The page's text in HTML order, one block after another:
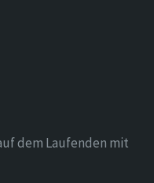
dem Laufenden mit